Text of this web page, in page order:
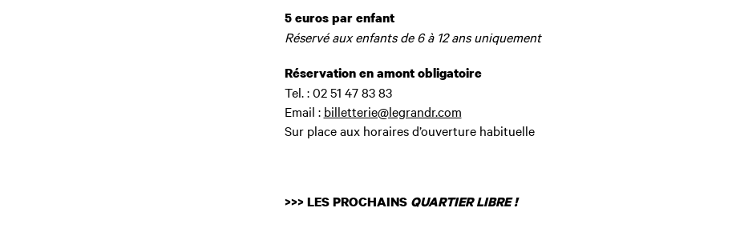
5 euros par enfant
Réservé aux enfants de 6 à 12 ans uniquement
Réservation en amont obligatoire
Tel. : 02 51 47 83 83
Email : billetterie@legrandr.com
Sur place aux horaires d’ouverture habituelle
>>> LES PROCHAINS QUARTIER LIBRE !